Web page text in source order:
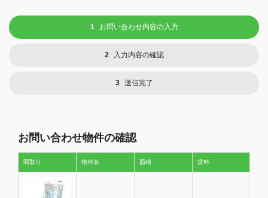
1 お問い合わせ内容の入力
2 入力内容の確認
3 送信完了
お問い合わせ物件の確認
間取り 物件名 面積 賃料